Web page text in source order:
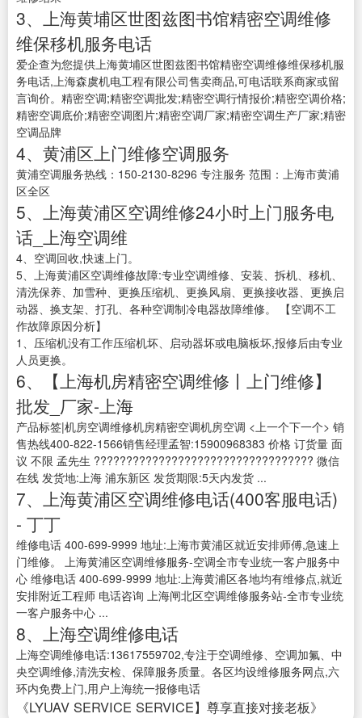
3、上海黄埔区世图兹图书馆精密空调维修
维保移机服务电话
爱企查为您提供上海黄埔区世图兹图书馆精密空调维修维保移机服
务电话,上海森虞机电工程有限公司售卖商品,可电话联系商家或留
言询价。精密空调;精密空调批发;精密空调行情报价;精密空调价格;
精密空调底价;精密空调图片;精密空调厂家;精密空调生产厂家;精密
空调品牌
4、黄浦区上门维修空调服务
黄浦空调服务热线：150-2130-8296 专注服务 范围：上海市黄浦
区全区
5、上海黄浦区空调维修24小时上门服务电
话_上海空调维
4、空调回收,快速上门。
5、上海黄浦区空调维修故障:专业空调维修、安装、拆机、移机、
清洗保养、加雪种、更换压缩机、更换风扇、更换接收器、更换启
动器、换支架、打孔、各种空调制冷电器故障维修。 【空调不工
作故障原因分析】
1、压缩机没有工作压缩机坏、启动器坏或电脑板坏,报修后由专业
人员更换。
6、【上海机房精密空调维修丨上门维修】
批发_厂家-上海
产品标签|机房空调维修机房精密空调机房空调 <上一个下一个> 销
售热线400-822-1566销售经理孟智:15900968383 价格 订货量 面
议 不限 孟先生 ?????????????????????????????????? 微信
在线 发货地:上海 浦东新区 发货期限:5天内发货 ...
7、上海黄浦区空调维修电话(400客服电话)
- 丁丁
维修电话 400-699-9999 地址:上海市黄浦区就近安排师傅,急速上
门维修。 上海黄浦区空调维修服务-空调全市专业统一客户服务中
心 维修电话 400-699-9999 地址:上海黄浦区各地均有维修点,就近
安排附近工程师 电话咨询 上海闸北区空调维修服务站-全市专业统
一客户服务中心 ...
8、上海空调维修电话
上海空调维修电话:13617559702,专注于空调维修、空调加氟、中
央空调维修,清洗安检、保障服务质量。各区均设维修服务网点,六
环内免费上门,用户上海统一报修电话
《LYUAV SERVICE SERVICE】尊享直接对接老板》